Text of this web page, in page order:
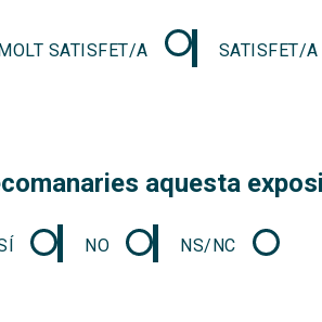
SATISFET/A SATISFET/A
aquesta
NO NS/NC